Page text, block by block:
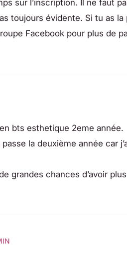
sur l’inscription. Il ne faut
toujours évidente. Si tu as
Facebook pour plus de
bts esthetique 2eme année.
la deuxième année car
grandes chances d’avoir